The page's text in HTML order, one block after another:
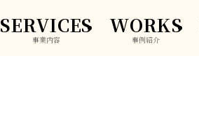
SERVICES
事業内容
WORKS
事例紹介